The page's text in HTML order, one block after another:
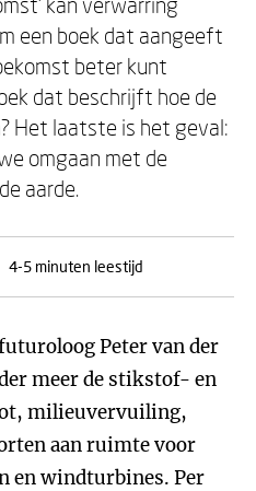
een boek dat aangeeft
beter kunt
dat beschrijft hoe de
Het laatste is het geval:
omgaan met de
aarde.
4-5 minuten leestijd
Peter van der
meer de stikstof- en
milieuvervuiling,
aan ruimte voor
en windturbines. Per